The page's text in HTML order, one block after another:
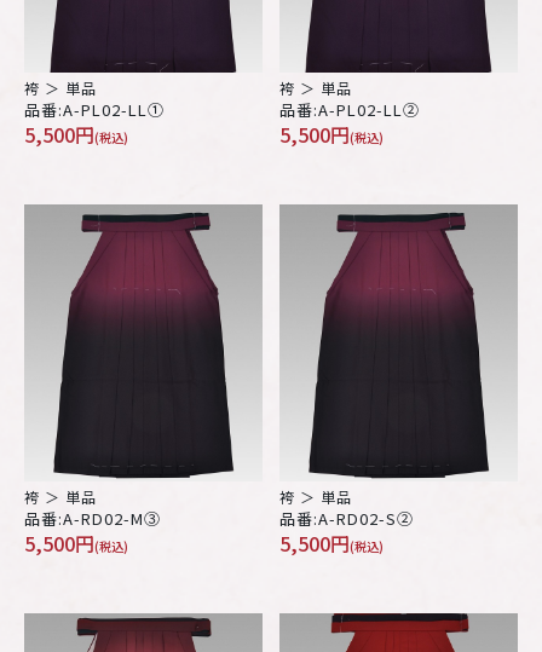
袴 ＞ 単品
品番:A-PL02-LL①
5,500円(税込)
袴 ＞ 単品
品番:A-PL02-LL②
5,500円(税込)
袴 ＞ 単品
品番:A-RD02-M③
5,500円(税込)
袴 ＞ 単品
品番:A-RD02-S②
5,500円(税込)